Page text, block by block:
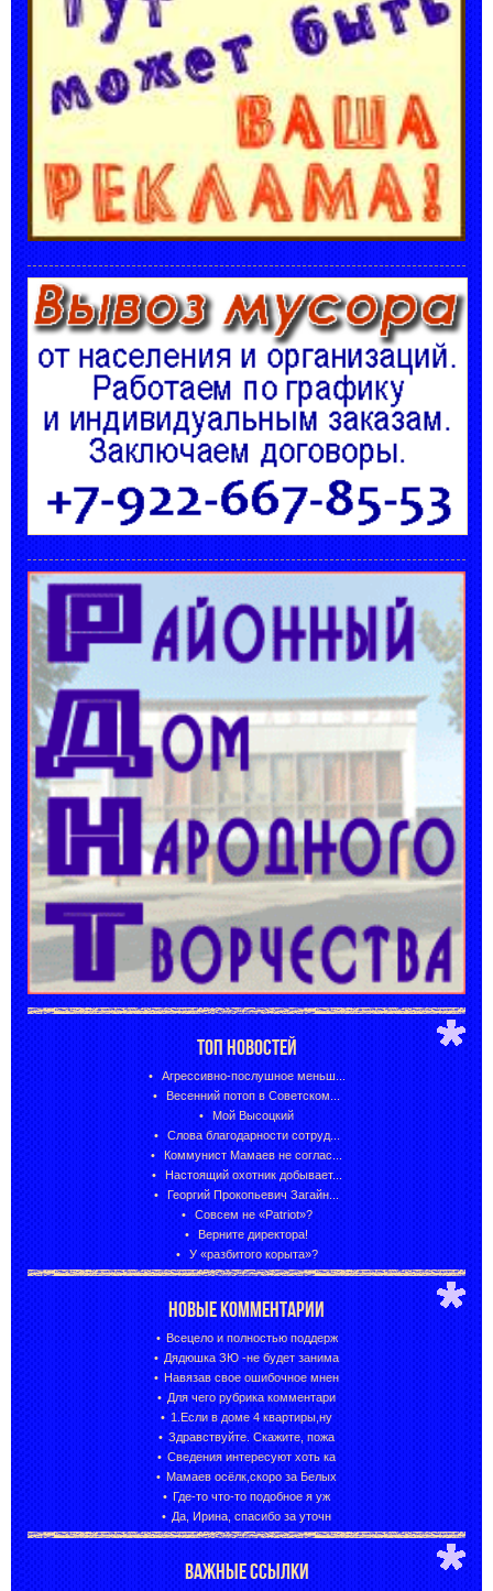
ТОП НОВОСТЕЙ
Агрессивно-послушное меньш...
Весенний потоп в Советском...
Мой Высоцкий
Слова благодарности сотруд...
Коммунист Мамаев не соглас...
Настоящий охотник добывает...
Георгий Прокопьевич Загайн...
Совсем не «Patriot»?
Верните директора!
У «разбитого корыта»?
НОВЫЕ КОММЕНТАРИИ
Всецело и полностью поддерж
Дядюшка ЗЮ -не будет занима
Навязав свое ошибочное мнен
Для чего рубрика комментари
1.Если в доме 4 квартиры,ну
Здравствуйте. Скажите, пожа
Сведения интересуют хоть ка
Мамаев осёлк,скоро за Белых
Где-то что-то подобное я уж
Да, Ирина, спасибо за уточн
ВАЖНЫЕ ССЫЛКИ